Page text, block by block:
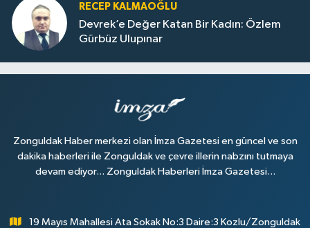
RECEP KALMAOĞLU
Devrek’e Değer Katan Bir Kadın: Özlem
Gürbüz Ulupınar
Zonguldak Haber merkezi olan İmza Gazetesi en güncel ve son
dakika haberleri ile Zonguldak ve çevre illerin nabzını tutmaya
devam ediyor... Zonguldak Haberleri İmza Gazetesi...
19 Mayıs Mahallesi Ata Sokak No:3 Daire:3 Kozlu/Zonguldak